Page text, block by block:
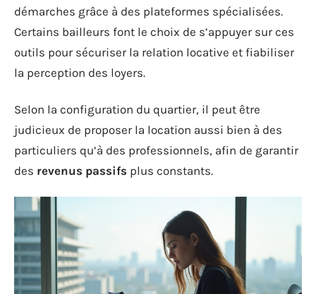
démarches grâce à des plateformes spécialisées.
Certains bailleurs font le choix de s’appuyer sur ces
outils pour sécuriser la relation locative et fiabiliser
la perception des loyers.
Selon la configuration du quartier, il peut être
judicieux de proposer la location aussi bien à des
particuliers qu’à des professionnels, afin de garantir
des revenus passifs plus constants.